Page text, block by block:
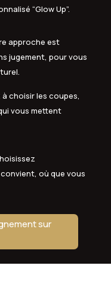
“Glow Up”.
approche est
jugement, pour vous
choisir les coupes,
vous mettent
où que vous
sur